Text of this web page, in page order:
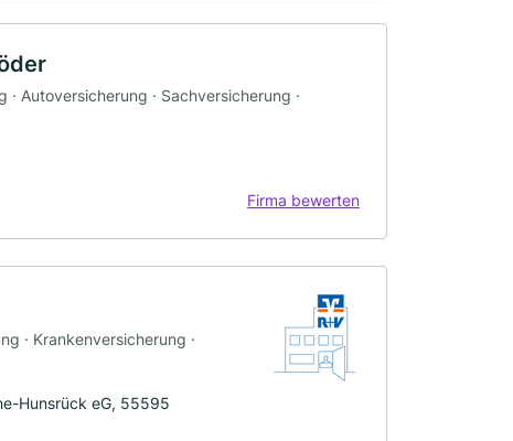
Autoversicherung · Sachversicherung ·
Firma bewerten
· Krankenversicherung ·
Hunsrück eG, 55595